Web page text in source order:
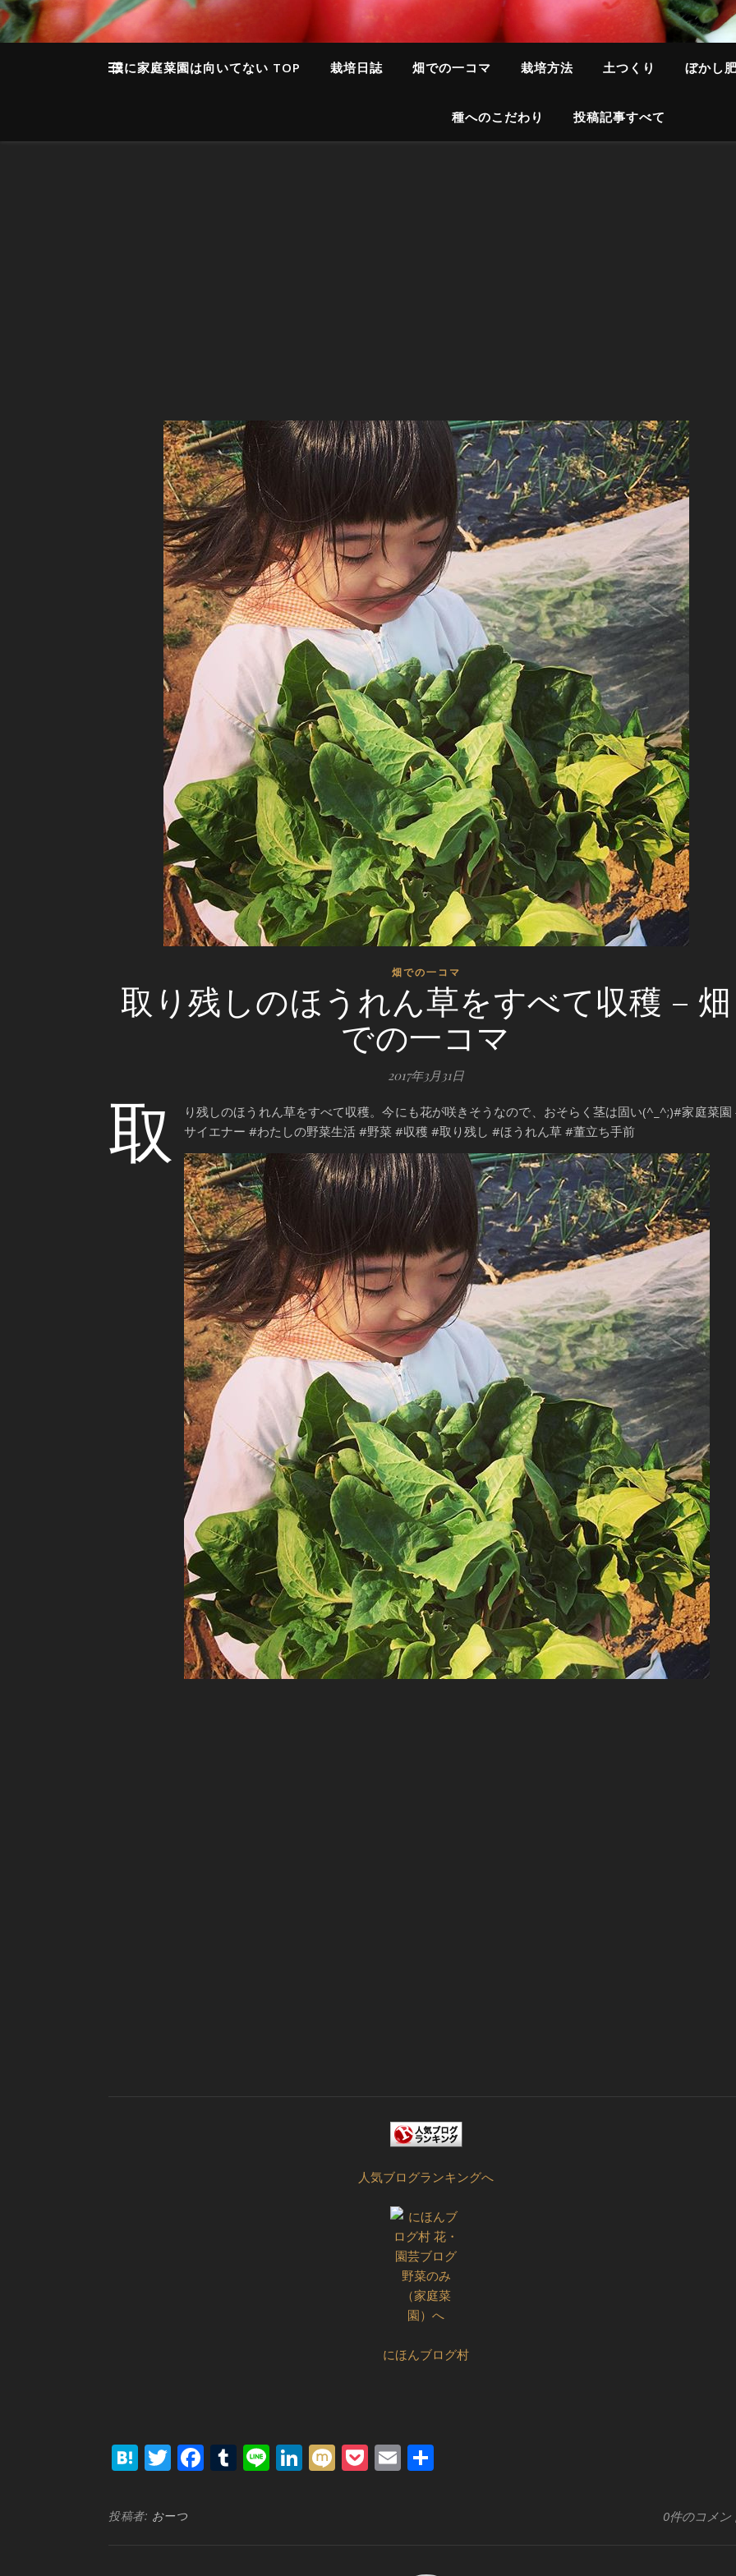
僕に家庭菜園は向いてない TOP 栽培日誌 畑での一コマ 栽培方法 土つくり ぼかし
種へのこだわり 投稿記事すべて
畑での一コマ
取り残しのほうれん草をすべて収穫 – 畑
での一コマ
2017年3月31日
取
り残しのほうれん草をすべて収穫。今にも花が咲きそうなので、おそらく茎は固い(^_^;)#家庭菜園
サイエナー #わたしの野菜生活 #野菜 #収穫 #取り残し #ほうれん草 #董立ち手前
人気ブログランキングへ
にほんブログ村
Hatena
Twitter
Facebook
Tumblr
LineLinkedIn
MixiPocket
Email
投稿者: おーつ 0件のコメン